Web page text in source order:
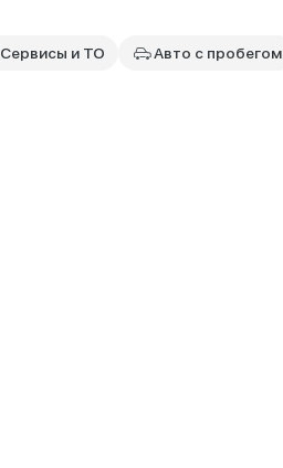
Сервисы и ТО Авто с пробегом